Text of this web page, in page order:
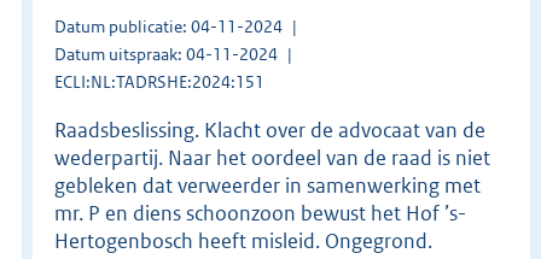
Datum publicatie: 04-11-2024
Datum uitspraak: 04-11-2024
ECLI:NL:TADRSHE:2024:151
Raadsbeslissing. Klacht over de advocaat van de
wederpartij. Naar het oordeel van de raad is niet
gebleken dat verweerder in samenwerking met
mr. P en diens schoonzoon bewust het Hof ’s-
Hertogenbosch heeft misleid. Ongegrond.